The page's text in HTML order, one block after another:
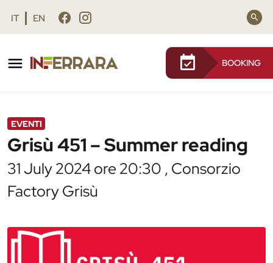
Vai al contenuto principale
Vai al footer
IT EN
BOOKING
Grisù 451 – Summer reading
EVENTI
Grisù 451 – Summer reading
31 July 2024 ore 20:30 , Consorzio
Factory Grisù